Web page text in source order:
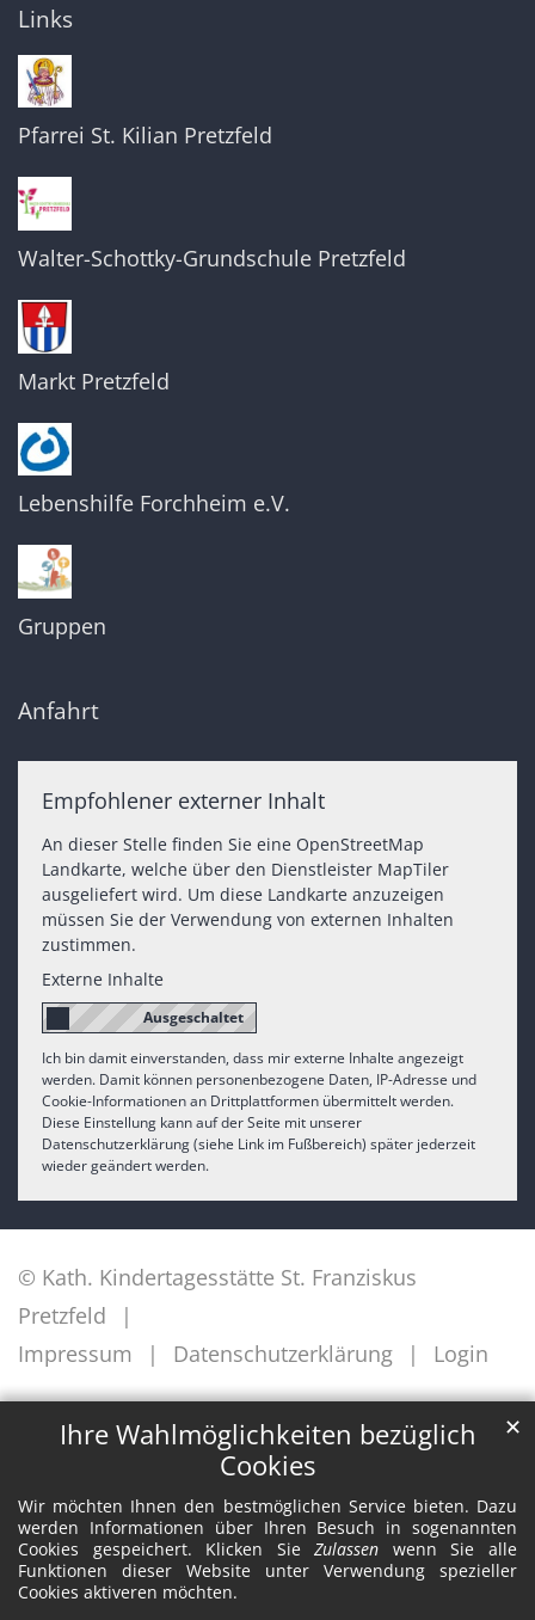
Ihre Wahlmöglichkeiten bezüglich
Cookies
Wir möchten Ihnen den bestmöglichen Service bieten. Dazu
werden Informationen über Ihren Besuch in sogenannten
Cookies gespeichert. Klicken SieZulassen wenn Sie alle
Funktionen dieser Website unter Verwendung spezieller
Cookies aktiveren möchten.
✕
Links
Pfarrei St. Kilian Pretzfeld
Walter-Schottky-Grundschule Pretzfeld
Markt Pretzfeld
Lebenshilfe Forchheim e.V.
Gruppen
Anfahrt
Empfohlener externer Inhalt
An dieser Stelle finden Sie eine OpenStreetMap
Landkarte, welche über den Dienstleister MapTiler
ausgeliefert wird. Um diese Landkarte anzuzeigen
müssen Sie der Verwendung von externen Inhalten
zustimmen.
Externe Inhalte
Ich bin damit einverstanden, dass mir externe Inhalte angezeigt
werden. Damit können personenbezogene Daten, IP-Adresse und
Cookie-Informationen an Drittplattformen übermittelt werden.
Diese Einstellung kann auf der Seite mit unserer
Datenschutzerklärung (siehe Link im Fußbereich) später jederzeit
wieder geändert werden.
© Kath. Kindertagesstätte St. Franziskus
Pretzfeld
Impressum
Datenschutzerklärung Login